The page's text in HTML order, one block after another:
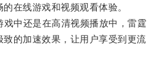
在线游戏和视频观看体验。
中还是在高清视频播放中，雷霆
致的加速效果，让用户享受到更流